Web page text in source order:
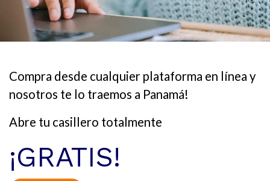
Compra desde cualquier plataforma en línea y
nosotros te lo traemos a Panamá!
Abre tu casillero totalmente
¡GRATIS!